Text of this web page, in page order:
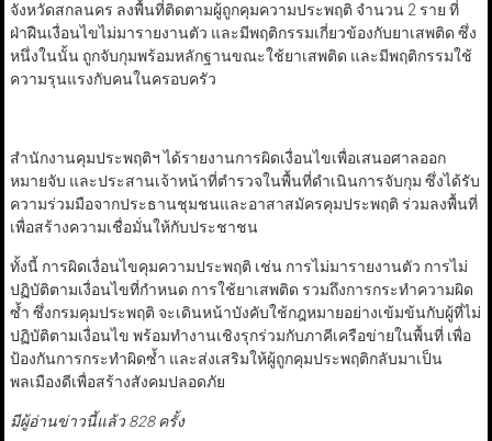
จังหวัดสกลนคร ลงพื้นที่ติดตามผู้ถูกคุมความประพฤติ จำนวน 2 ราย ที่
ฝ่าฝืนเงื่อนไขไม่มารายงานตัว และมีพฤติกรรมเกี่ยวข้องกับยาเสพติด ซึ่ง
หนึ่งในนั้น ถูกจับกุมพร้อมหลักฐานขณะใช้ยาเสพติด และมีพฤติกรรมใช้
ความรุนแรงกับคนในครอบครัว
สำนักงานคุมประพฤติฯ ได้รายงานการผิดเงื่อนไขเพื่อเสนอศาลออก
หมายจับ และประสานเจ้าหน้าที่ตำรวจในพื้นที่ดำเนินการจับกุม ซึ่งได้รับ
ความร่วมมือจากประธานชุมชนและอาสาสมัครคุมประพฤติ ร่วมลงพื้นที่
เพื่อสร้างความเชื่อมั่นให้กับประชาชน
ทั้งนี้ การผิดเงื่อนไขคุมความประพฤติ เช่น การไม่มารายงานตัว การไม่
ปฏิบัติตามเงื่อนไขที่กำหนด การใช้ยาเสพติด รวมถึงการกระทำความผิด
ซ้ำ ซึ่งกรมคุมประพฤติ จะเดินหน้าบังคับใช้กฎหมายอย่างเข้มข้นกับผู้ที่ไม่
ปฏิบัติตามเงื่อนไข พร้อมทำงานเชิงรุกร่วมกับภาคีเครือข่ายในพื้นที่ เพื่อ
ป้องกันการกระทำผิดซ้ำ และส่งเสริมให้ผู้ถูกคุมประพฤติกลับมาเป็น
พลเมืองดีเพื่อสร้างสังคมปลอดภัย
มีผู้อ่านข่าวนี้แล้ว 828 ครั้ง